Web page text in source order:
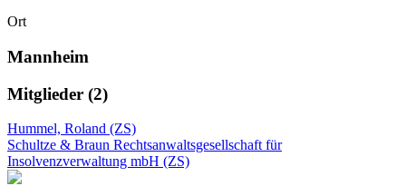
Ort
Mannheim
Mitglieder (2)
Hummel, Roland (ZS)
Schultze & Braun Rechtsanwaltsgesellschaft für
Insolvenzverwaltung mbH (ZS)